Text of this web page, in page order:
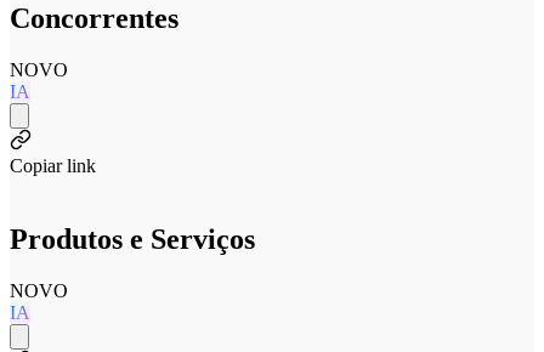
Concorrentes
NOVO
IA
Copiar link
Produtos e Serviços
NOVO
IA